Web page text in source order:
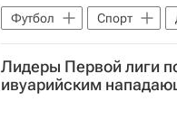
Футбол Спорт
Реал Мадрид
Лидеры Первой лиги
ивуарийским